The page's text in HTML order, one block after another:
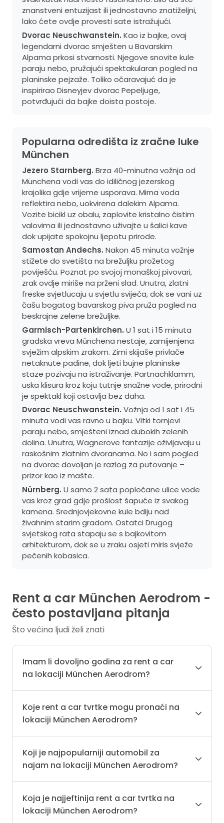
znanstveni entuzijast ili jednostavno znatiželjni,
lako ćete ovdje provesti sate istražujući.
Dvorac Neuschwanstein. Kao iz bajke, ovaj
legendarni dvorac smješten u Bavarskim
Alpama prkosi stvarnosti. Njegove snovite kule
paraju nebo, pružajući spektakularan pogled na
planinske pejzaže. Toliko očaravajuć da je
inspirirao Disneyjev dvorac Pepeljuge,
potvrđujući da bajke doista postoje.
Popularna odredišta iz zračne luke
München
Jezero Starnberg. Brza 40-minutna vožnja od
Münchena vodi vas do idiličnog jezerskog
krajolika gdje vrijeme usporava. Mirna voda
reflektira nebo, uokvirena dalekim Alpama.
Vozite bicikl uz obalu, zaplovite kristalno čistim
valovima ili jednostavno uživajte u šalici kave
dok upijate spokojnu ljepotu prirode.
Samostan Andechs. Nakon 45 minuta vožnje
stižete do svetišta na brežuljku prožetog
poviješću. Poznat po svojoj monaškoj pivovari,
zrak ovdje miriše na prženi slad. Unutra, zlatni
freske svjetlucaju u svjetlu svijeća, dok se vani uz
čašu bogatog bavarskog piva pruža pogled na
beskrajne zelene brežuljke.
Garmisch-Partenkirchen. U 1 sat i 15 minuta
gradska vreva Münchena nestaje, zamijenjena
svježim alpskim zrakom. Zimi skijaše privlače
netaknute padine, dok ljeti bujne planinske
staze pozivaju na istraživanje. Partnachklamm,
uska klisura kroz koju tutnje snažne vode, prirodni
je spektakl koji ostavlja bez daha.
Dvorac Neuschwanstein. Vožnja od 1 sat i 45
minuta vodi vas ravno u bajku. Vitki tornjevi
paraju nebo, smješteni iznad dubokih zelenih
dolina. Unutra, Wagnerove fantazije oživljavaju u
raskošnim zlatnim dvoranama. No i sam pogled
na dvorac dovoljan je razlog za putovanje –
prizor kao iz mašte.
Nürnberg. U samo 2 sata popločane ulice vode
vas kroz grad gdje prošlost šapuće iz svakog
kamena. Srednjovjekovne kule bdiju nad
živahnim starim gradom. Ostatci Drugog
svjetskog rata stapaju se s bajkovitom
arhitekturom, dok se u zraku osjeti miris svježe
pečenih kobasica.
Rent a car München Aerodrom -
često postavljana pitanja
Što većina ljudi želi znati
Imam li dovoljno godina za rent a car
na lokaciji München Aerodrom?
Koje rent a car tvrtke mogu pronaći na
lokaciji München Aerodrom?
Koji je najpopularniji automobil za
najam na lokaciji München Aerodrom?
Koja je najjeftinija rent a car tvrtka na
lokaciji München Aerodrom?